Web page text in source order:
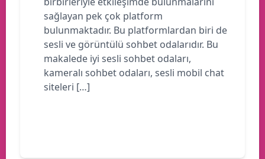
sağlayan pek çok platform
bulunmaktadır. Bu platformlardan biri de
sesli ve görüntülü sohbet odalarıdır. Bu
makalede iyi sesli sohbet odaları,
kameralı sohbet odaları, sesli mobil chat
siteleri […]